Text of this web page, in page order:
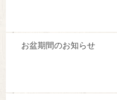
お盆期間のお知らせ